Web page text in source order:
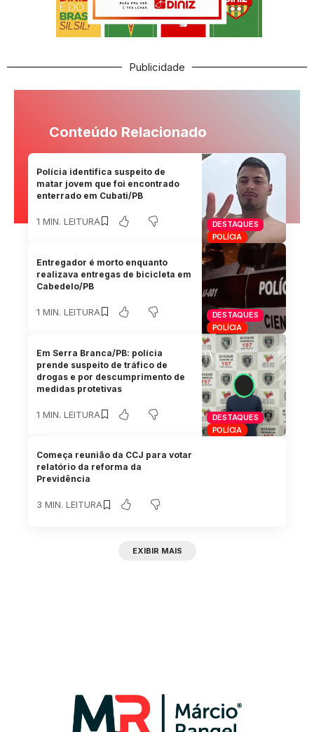
Publicidade
Conteúdo Relacionado
DESTAQUES
POLÍCIA
Polícia identifica suspeito de
matar jovem que foi encontrado
enterrado em Cubati/PB
1 MIN. LEITURA
DESTAQUES
POLÍCIA
Entregador é morto enquanto
realizava entregas de bicicleta em
Cabedelo/PB
1 MIN. LEITURA
DESTAQUES
POLÍCIA
Em Serra Branca/PB: polícia
prende suspeito de tráfico de
drogas e por descumprimento de
medidas protetivas
1 MIN. LEITURA
Começa reunião da CCJ para votar
relatório da reforma da
Previdência
3 MIN. LEITURA
EXIBIR MAIS